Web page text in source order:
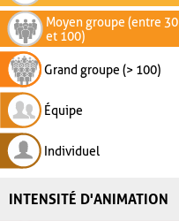
Moyen groupe (entre 30
et 100)
Grand groupe (> 100)
Équipe
Individuel
INTENSITÉ D'ANIMATION